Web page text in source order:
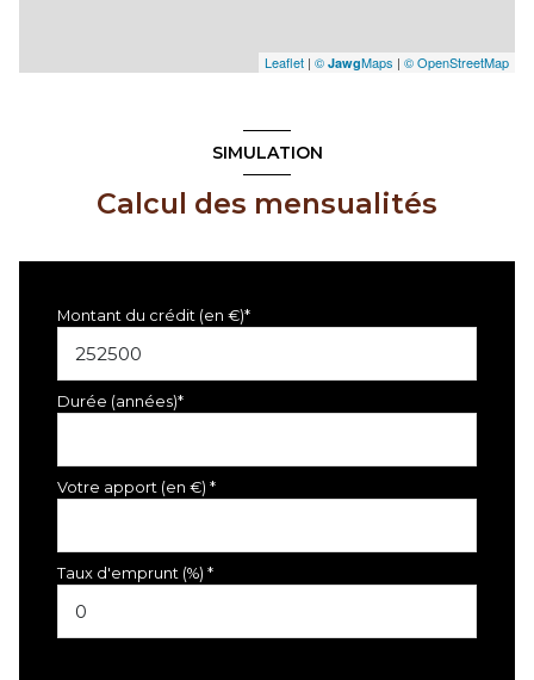
Leaflet | © JawgMaps | © OpenStreetMap
SIMULATION
Calcul des mensualités
Montant du crédit (en €)*
Durée (années)*
Votre apport (en €) *
Taux d'emprunt (%) *